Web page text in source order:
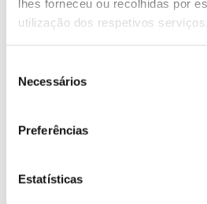
lhes forneceu ou recolhidas por
utilização dos respetivos serviços.
Necessários
Preferências
Estatísticas
Genoma do priolo e de outras
Registar galhas de Trichi em
cidadãos chamados a ajudar